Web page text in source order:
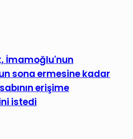
İmamoğlu'nun
sona ermesine kadar
erişime
istedi